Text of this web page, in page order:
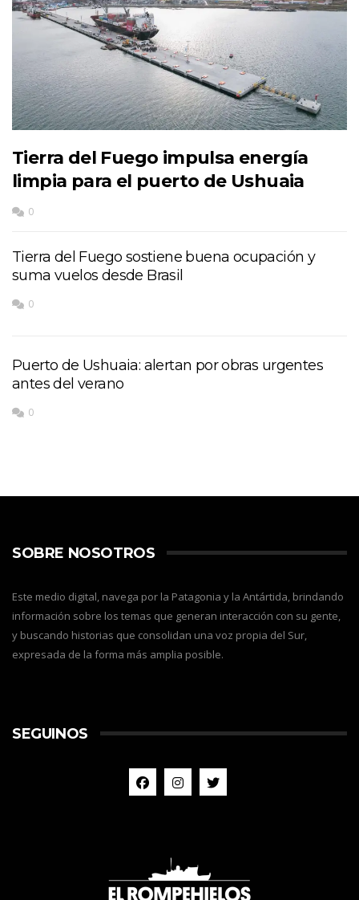
Tierra del Fuego impulsa energía
limpia para el puerto de Ushuaia
0
Tierra del Fuego sostiene buena ocupación y
suma vuelos desde Brasil
0
Puerto de Ushuaia: alertan por obras urgentes
antes del verano
0
SOBRE NOSOTROS
Este medio digital, navega por la Patagonia y la Antártida, brindando
información sobre los temas que generan interacción con su gente,
y buscando historias que consolidan una voz propia del Sur,
expresada de la forma más amplia posible.
SEGUINOS